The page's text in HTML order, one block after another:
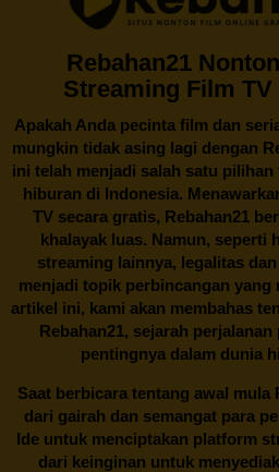
Rebahan21
Streaming Film
Apakah Anda pecinta film dan
mungkin tidak asing lagi dengan
ini telah menjadi salah satu
hiburan di Indonesia.
TV secara gratis, Rebahan21
khalayak luas. Namun, seperti
streaming lainnya, legalitas
menjadi topik perbincangan yang
artikel ini, kami akan membahas
Rebahan21, sejarah
pentingnya dalam dunia
Saat berbicara tentang awal mula
dari gairah dan semangat para
Ide untuk menciptakan platform
dari keinginan untuk